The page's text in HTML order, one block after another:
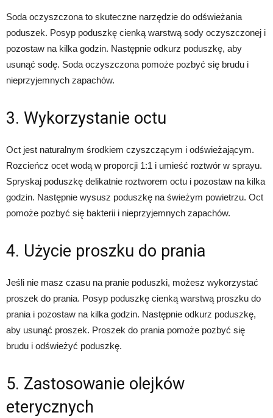
Soda oczyszczona to skuteczne narzędzie do odświeżania
poduszek. Posyp poduszkę cienką warstwą sody oczyszczonej i
pozostaw na kilka godzin. Następnie odkurz poduszkę, aby
usunąć sodę. Soda oczyszczona pomoże pozbyć się brudu i
nieprzyjemnych zapachów.
3. Wykorzystanie octu
Oct jest naturalnym środkiem czyszczącym i odświeżającym.
Rozcieńcz ocet wodą w proporcji 1:1 i umieść roztwór w sprayu.
Spryskaj poduszkę delikatnie roztworem octu i pozostaw na kilka
godzin. Następnie wysusz poduszkę na świeżym powietrzu. Oct
pomoże pozbyć się bakterii i nieprzyjemnych zapachów.
4. Użycie proszku do prania
Jeśli nie masz czasu na pranie poduszki, możesz wykorzystać
proszek do prania. Posyp poduszkę cienką warstwą proszku do
prania i pozostaw na kilka godzin. Następnie odkurz poduszkę,
aby usunąć proszek. Proszek do prania pomoże pozbyć się
brudu i odświeżyć poduszkę.
5. Zastosowanie olejków
eterycznych